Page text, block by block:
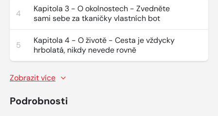
4
Kapitola 3 - O okolnostech - Zvedněte
sami sebe za tkaničky vlastních bot
5
Kapitola 4 - O životě - Cesta je vždycky
hrbolatá, nikdy nevede rovně
Zobrazit více
Podrobnosti